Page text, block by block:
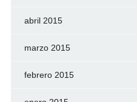
abril 2015
marzo 2015
febrero 2015